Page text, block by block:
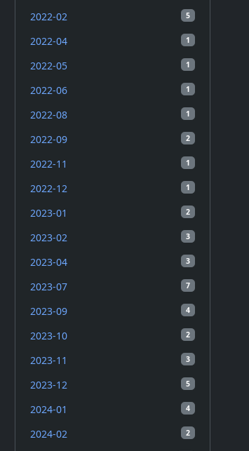
5
2022-02
1
2022-04
1
2022-05
1
2022-06
1
2022-08
2
2022-09
1
2022-11
1
2022-12
2
2023-01
3
2023-02
3
2023-04
7
2023-07
4
2023-09
2
2023-10
3
2023-11
5
2023-12
4
2024-01
2
2024-02